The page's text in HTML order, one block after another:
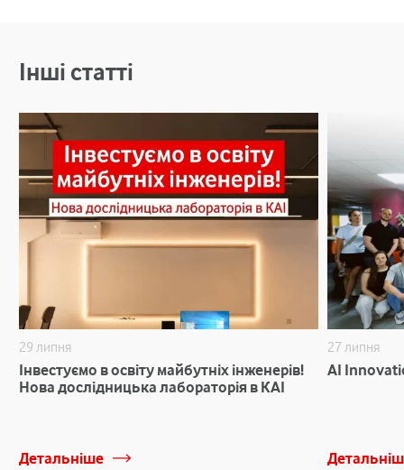
Інші статті
29 липня
Інвестуємо в освіту майбутніх інженерів!
Нова дослідницька лабораторія в КАІ
Детальніше
27 липня
AI